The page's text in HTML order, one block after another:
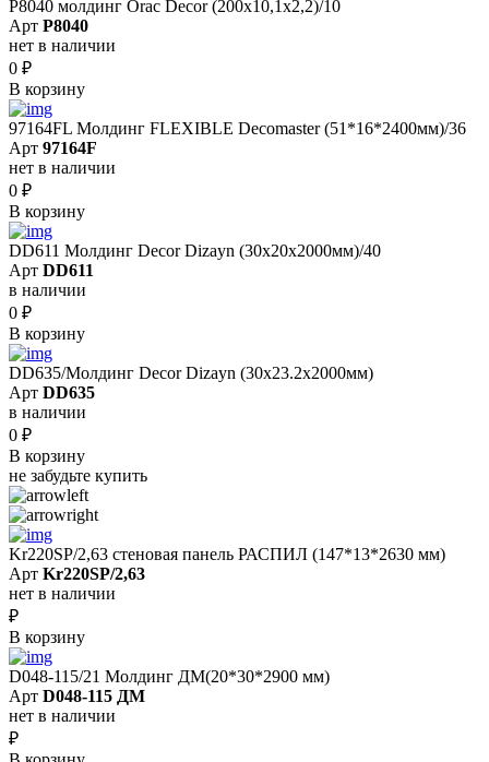
P8040 молдинг Orac Decor (200x10,1x2,2)/10
Арт P8040
нет в наличии
0 ₽
В корзину
97164FL Молдинг FLEXIBLE Decomaster (51*16*2400мм)/36
Арт 97164F
нет в наличии
0 ₽
В корзину
DD611 Молдинг Decor Dizayn (30х20x2000мм)/40
Арт DD611
в наличии
0 ₽
В корзину
DD635/Молдинг Decor Dizayn (30х23.2x2000мм)
Арт DD635
в наличии
0 ₽
В корзину
не забудьте купить
Kr220SP/2,63 cтеновая панель РАСПИЛ (147*13*2630 мм)
Арт Kr220SP/2,63
нет в наличии
₽
В корзину
D048-115/21 Молдинг ДМ(20*30*2900 мм)
Арт D048-115 ДМ
нет в наличии
₽